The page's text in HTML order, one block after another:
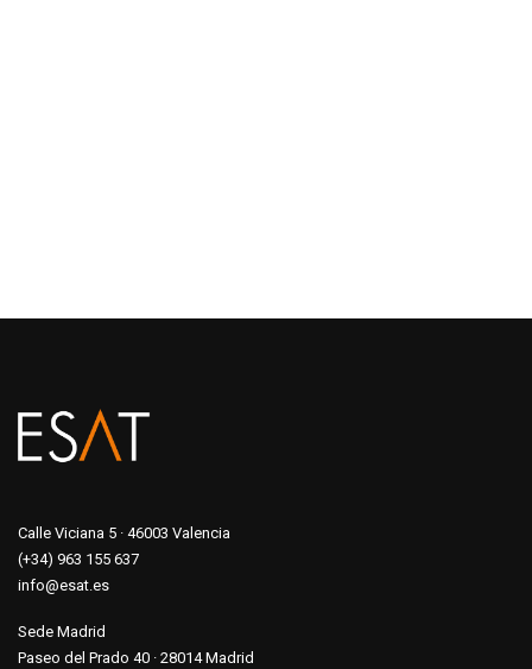
Calle Viciana 5 · 46003 Valencia
(+34) 963 155 637
info@esat.es
Sede Madrid
Paseo del Prado 40 · 28014 Madrid